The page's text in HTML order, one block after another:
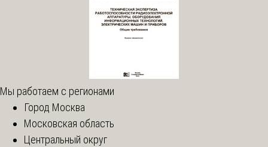
Мы работаем с регионами
Город Москва
Московская область
Центральный округ